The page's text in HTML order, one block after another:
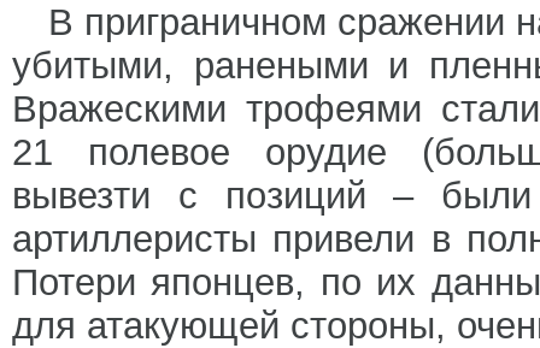
В приграничном сражении
убитыми, ранеными и
Вражескими трофеями
21 полевое орудие
вывезти с позиций –
артиллеристы привели в
Потери японцев, по их
для атакующей стороны,